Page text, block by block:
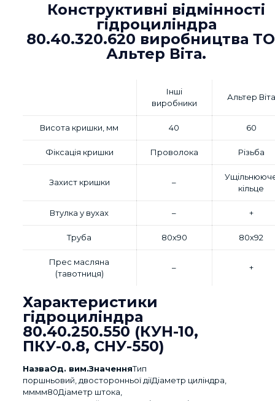
Конструктивні відмінності
гідроциліндра
80.40.320.620 виробництва
Альтер Віта.
Інші
виробники
Альтер Віта
Висота кришки, мм 40 60
Фіксація кришки Проволока Різьба
Захист кришки –
кільце
Втулка у вухах – +
Труба 80х90 80х92
Прес масляна
(тавотниця)
– +
Характеристики
гідроциліндра
80.40.250.550 (КУН-10,
ПКУ-0.8, СНУ-550)
НазваОд. вим.ЗначенняТип
поршньовий, двосторонньої діїДіаметр циліндра,
мммм80Діаметр штока,